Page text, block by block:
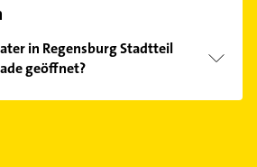
in Regensburg Stadtteil
geöffnet?
finden Sie alleÖffnungszeiten.
können.